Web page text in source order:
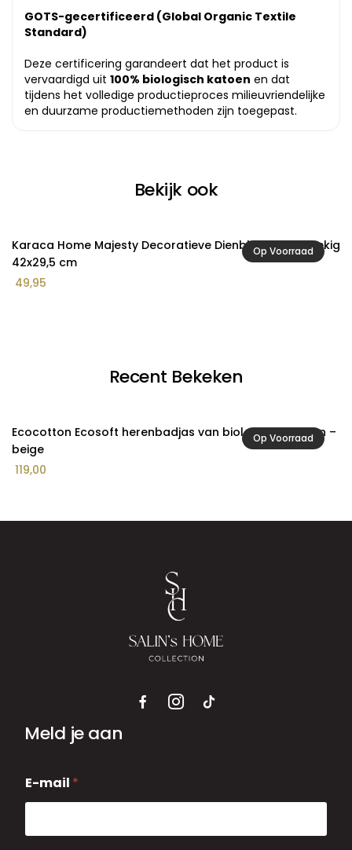
GOTS-gecertificeerd (Global Organic Textile
Standard)
Deze certificering garandeert dat het product is
vervaardigd uit 100% biologisch katoen en dat
tijdens het volledige productieproces milieuvriendelijke
en duurzame productiemethoden zijn toegepast.
Bekijk ook
Op Voorraad
Karaca Home Majesty Decoratieve Dienblad Rechthoekig
42x29,5 cm
49,95
Recent Bekeken
Op Voorraad
Ecocotton Ecosoft herenbadjas van biologisch katoen –
beige
119,00
Meld je aan
-
m
i
E-mail *